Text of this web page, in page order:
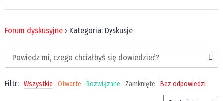
Forum dyskusyjne › Kategoria: Dyskusje
Filtr: Wszystkie Otwarte Rozwiązane Zamknięte Bez odpowiedzi